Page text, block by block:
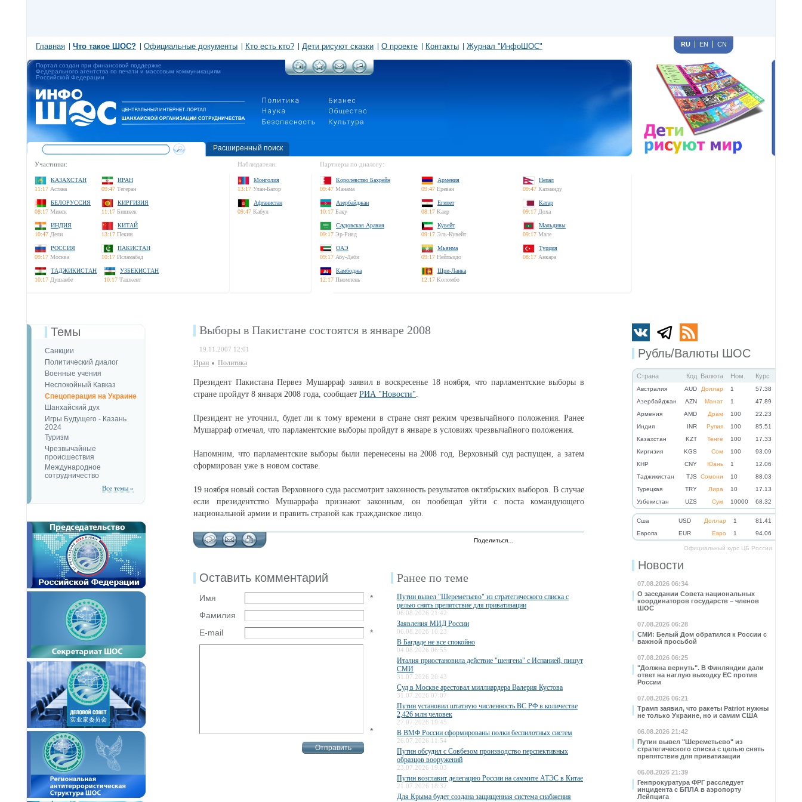
Главная Что такое ШОС? Официальные документы Кто есть кто? Дети рисуют сказки О проекте Контакты Журнал "ИнфоШОС" RU EN CN
Портал создан при финансовой поддержке
Федерального агентства по печати и массовым коммуникациям
Российской Федерации
Расширенный поиск
Участники:
КАЗАХСТАН
11:17 Астана
ИРАН
09:47 Тегеран
БЕЛОРУССИЯ
08:17 Минск
КИРГИЗИЯ
11:17 Бишкек
ИНДИЯ
10:47 Дели
КИТАЙ
13:17 Пекин
РОССИЯ
09:17 Москва
ПАКИСТАН
10:17 Исламабад
ТАДЖИКИСТАН
10:17 Душанбе
УЗБЕКИСТАН
10:17 Ташкент
Наблюдатели:
Монголия
13:17 Улан-Батор
Афганистан
09:47 Кабул
Партнеры по диалогу:
Королевство Бахрейн
09:47 Манама
Армения
09:47 Ереван
Непал
09:47 Катманду
Азербайджан
10:17 Баку
Египет
08:17 Каир
Катар
09:17 Доха
Саудовская Аравия
09:17 Эр-Рияд
Кувейт
09:17 Эль-Кувейт
Мальдивы
09:17 Мале
ОАЭ
09:17 Абу-Даби
Мьянма
09:17 Нейпьидо
Турция
08:17 Анкара
Камбоджа
12:17 Пномпень
Шри-Ланка
12:17 Коломбо
Рубль/Валюты ШОС
Страна Код Валюта Ном. Курс
Австралия AUD Доллар 1
57.38
Азербайджан
AZN Манат 1
47.89
Армения
AMD Драм 100
22.23
Индия
INR Рупия 100
85.51
Казахстан
KZT Тенге 100
17.33
Киргизия
KGS Сом 100
93.09
КНР
CNY Юань 1
12.06
Таджикистан
TJS Сомони 10
88.03
Турецкая
TRY Лира 10
17.13
Узбекистан
UZS Сум 10000 68.32
Cша USD Доллар 1
81.41
Eвропа
EUR Евро 1 94.06
Официальный курс ЦБ России
Новости
07.08.2026 06:34
О заседании Совета национальных
координаторов государств – членов
ШОС
07.08.2026 06:28
СМИ: Белый Дом обратился к России с
важной просьбой
07.08.2026 06:25
"Должна вернуть". В Финляндии дали
ответ на наглую выходку ЕС против
России
07.08.2026 06:21
Трамп заявил, что ракеты Patriot нужны
не только Украине, но и самим США
06.08.2026 21:42
Путин вывел "Шереметьево" из
стратегического списка с целью снять
препятствие для приватизации
06.08.2026 21:39
Генпрокуратура ФРГ расследует
инцидента с БПЛА в аэропорту
Лейпцига
Темы
Санкции
Политический диалог
Военные учения
Неспокойный Кавказ
Спецоперация на Украине
Шанхайский дух
Игры Будущего - Казань
2024
Туризм
Чрезвычайные
происшествия
Международное
сотрудничество
Все темы »
Выборы в Пакистане состоятся в январе 2008
19.11.2007 12:01
Иран Политика
Президент Пакистана Первез Мушарраф заявил в воскресенье 18 ноября, что парламентские выборы в
стране пройдут 8 января 2008 года, сообщает РИА "Новости".
Президент не уточнил, будет ли к тому времени в стране снят режим чрезвычайного положения. Ранее
Мушарраф отмечал, что парламентские выборы пройдут в январе в условиях чрезвычайного положения.
Напомним, что парламентские выборы были перенесены на 2008 год, Верховный суд распущен, а затем
сформирован уже в новом составе.
19 ноября новый состав Верховного суда рассмотрит законность результатов октябрьских выборов. В случае
если президентство Мушаррафа признают законным, он пообещал уйти с поста командующего
национальной армии и править страной как гражданское лицо.
Поделиться…
Оставить комментарий
Имя
*
Фамилия
E-mail
*
*
Ранее по теме
Путин вывел "Шереметьево" из стратегического списка с
целью снять препятствие для приватизации
06.08.2026 21:42
Заявления МИД России
06.08.2026 16:23
В Багдаде не все спокойно
04.08.2026 06:55
Италия приостановила действие "шенгена" с Испанией, пишут
СМИ
31.07.2026 20:43
Суд в Москве арестовал миллиардера Валерия Кустова
31.07.2026 07:07
Путин установил штатную численность ВС РФ в количестве
2,426 млн человек
27.07.2026 19:45
В ВМФ России сформированы полки беспилотных систем
26.07.2026 11:54
Путин обсудил с Совбезом производство перспективных
образцов вооружений
23.07.2026 19:03
Путин возглавит делегацию России на саммите АТЭС в Китае
21.07.2026 18:32
Для Крыма будет создана защищенная система снабжения